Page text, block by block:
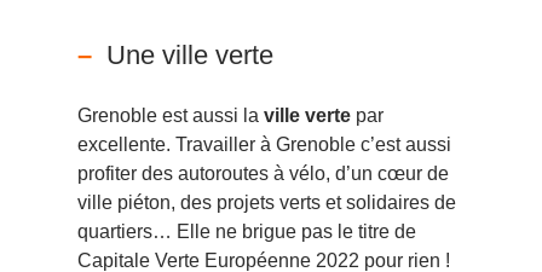
Une ville verte
Grenoble est aussi la ville verte par
excellente. Travailler à Grenoble c’est aussi
profiter des autoroutes à vélo, d’un cœur de
ville piéton, des projets verts et solidaires de
quartiers… Elle ne brigue pas le titre de
Capitale Verte Européenne 2022 pour rien !